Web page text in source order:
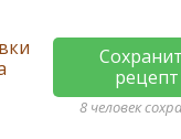
рецепт
8 человек